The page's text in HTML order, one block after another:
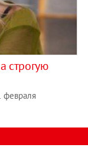
строгую
февраля